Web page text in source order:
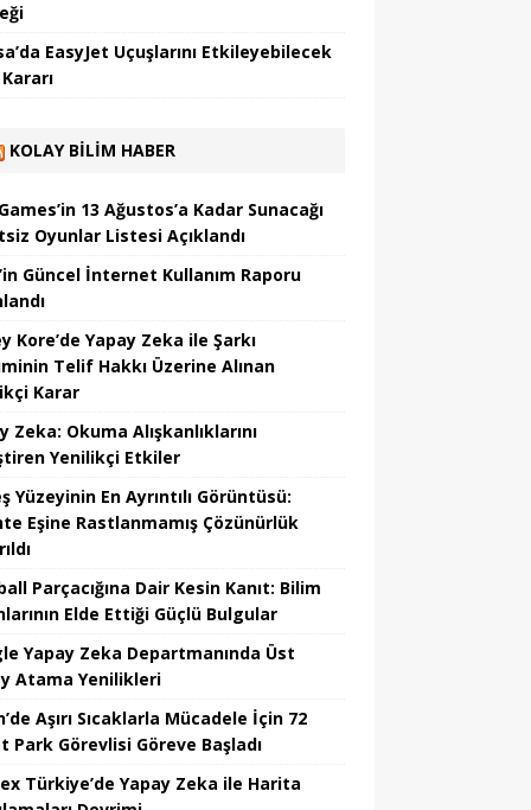
EasyJet Uçuşlarını Etkileyebilecek
KOLAY BILIM HABER
13 Ağustos’a Kadar Sunacağı
Oyunlar Listesi Açıklandı
Güncel İnternet Kullanım Raporu
Kore’de Yapay Zeka ile Şarkı
Telif Hakkı Üzerine Alınan
Karar
Zeka: Okuma Alışkanlıklarını
Yenilikçi Etkiler
Yüzeyinin En Ayrıntılı Görüntüsü:
Eşine Rastlanmamış Çözünürlük
Parçacığına Dair Kesin Kanıt: Bilim
Elde Ettiği Güçlü Bulgular
Yapay Zeka Departmanında Üst
Atama Yenilikleri
Aşırı Sıcaklarla Mücadele İçin 72
Park Görevlisi Göreve Başladı
Türkiye’de Yapay Zeka ile Harita